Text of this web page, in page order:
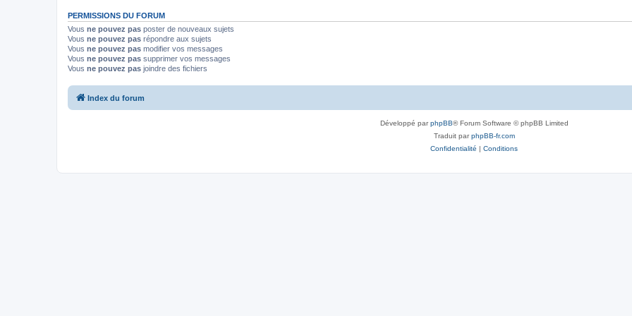
PERMISSIONS DU FORUM
Vous ne pouvez pas poster de nouveaux sujets
Vous ne pouvez pas répondre aux sujets
Vous ne pouvez pas modifier vos messages
Vous ne pouvez pas supprimer vos messages
Vous ne pouvez pas joindre des fichiers
Index du forum
Développé parphpBB® Forum Software © phpBB Limited
Traduit parphpBB-fr.com
Confidentialité | Conditions